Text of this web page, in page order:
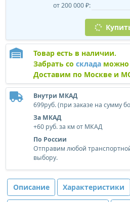
от 200 000 ₽:
Товар есть в наличии.
Забрать со складаможно
Доставим по Москве и
Внутри МКАД
699руб. (при заказе на сумму
За МКАД
+60 руб. за км от МКАД
По России
Отправим любой
выбору.
Описание Характеристики